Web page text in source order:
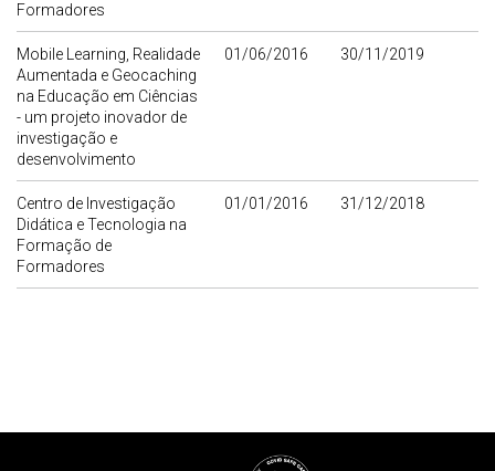
Formadores
Mobile Learning, Realidade
Aumentada e Geocaching
na Educação em Ciências
- um projeto inovador de
investigação e
desenvolvimento
01/06/2016 30/11/2019
Centro de Investigação
Didática e Tecnologia na
Formação de
Formadores
01/01/2016 31/12/2018